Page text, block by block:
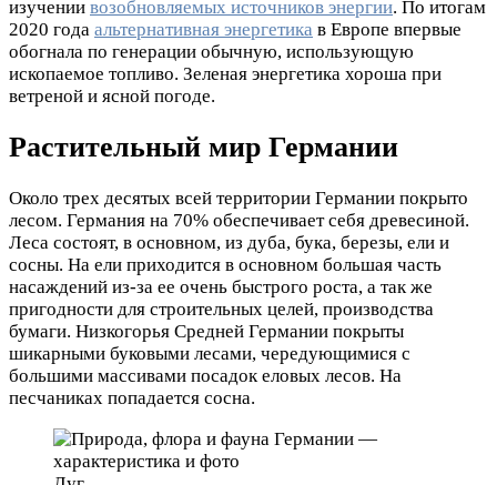
изучении возобновляемых источников энергии. По итогам
2020 года альтернативная энергетика в Европе впервые
обогнала по генерации обычную, использующую
ископаемое топливо. Зеленая энергетика хороша при
ветреной и ясной погоде.
Растительный мир Германии
Около трех десятых всей территории Германии покрыто
лесом. Германия на 70% обеспечивает себя древесиной.
Леса состоят, в основном, из дуба, бука, березы, ели и
сосны. На ели приходится в основном большая часть
насаждений из-за ее очень быстрого роста, а так же
пригодности для строительных целей, производства
бумаги. Низкогорья Средней Германии покрыты
шикарными буковыми лесами, чередующимися с
большими массивами посадок еловых лесов. На
песчаниках попадается сосна.